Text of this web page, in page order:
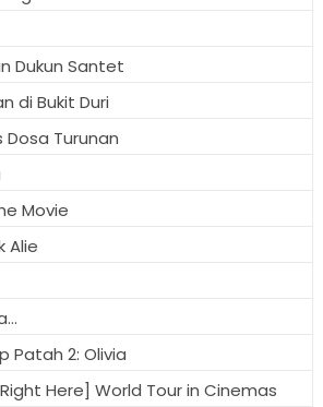
Dukun Santet
di Bukit Duri
Dosa Turunan
Movie
Alie
Patah 2: Olivia
Here] World Tour in Cinemas